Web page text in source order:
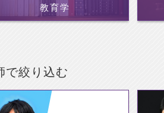
教育学
で絞り込む